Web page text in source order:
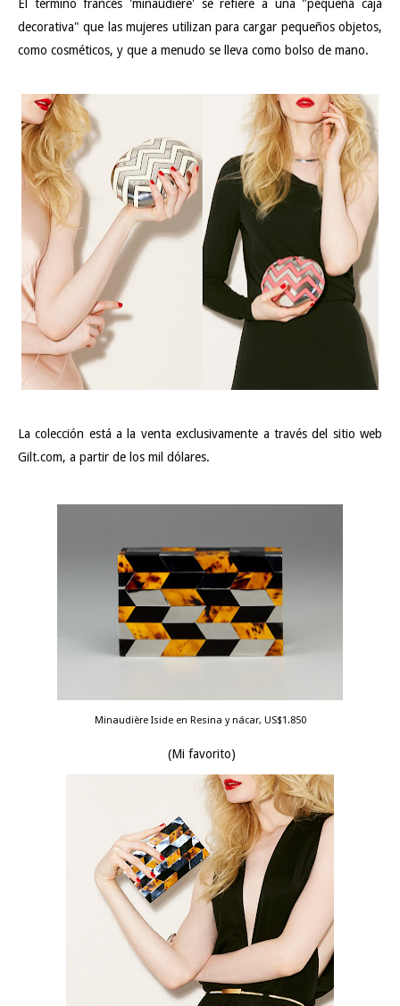
El término francés 'minaudière' se refiere a una "pequeña caja
decorativa" que las mujeres utilizan para cargar pequeños objetos,
como cosméticos, y que a menudo se lleva como bolso de mano.
La colección está a la venta exclusivamente a través del sitio web
Gilt.com, a partir de los mil dólares.
Minaudière Iside en Resina y nácar, US$1.850
(Mi favorito)